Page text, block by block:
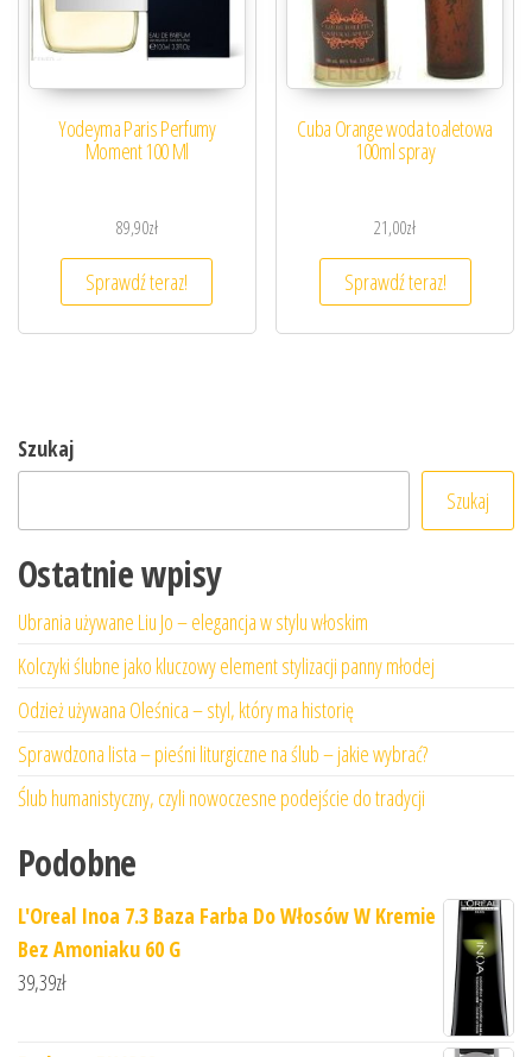
Yodeyma Paris Perfumy
Moment 100 Ml
89,90zł
Sprawdź teraz!
Cuba Orange woda toaletowa
100ml spray
21,00zł
Sprawdź teraz!
Szukaj
Szukaj
Ostatnie wpisy
Ubrania używane Liu Jo – elegancja w stylu włoskim
Kolczyki ślubne jako kluczowy element stylizacji panny młodej
Odzież używana Oleśnica – styl, który ma historię
Sprawdzona lista – pieśni liturgiczne na ślub – jakie wybrać?
Ślub humanistyczny, czyli nowoczesne podejście do tradycji
Podobne
L'Oreal Inoa 7.3 Baza Farba Do Włosów W Kremie
Bez Amoniaku 60 G
39,39zł